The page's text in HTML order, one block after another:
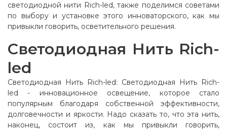
светодиодной нити Rich-led, также поделимся советами
по выбору и установке этого инноваторского, как мы
привыкли говорить, осветительного решения.
Светодиодная Нить Rich-
led
Светодиодная Нить Rich-led: Светодиодная Нить Rich-
led - инновационное освещение, которое стало
популярным благодаря собственной эффективности,
долговечности и яркости. Надо сказать то, что эта нить,
наконец, состоит из, как мы привыкли говорить,